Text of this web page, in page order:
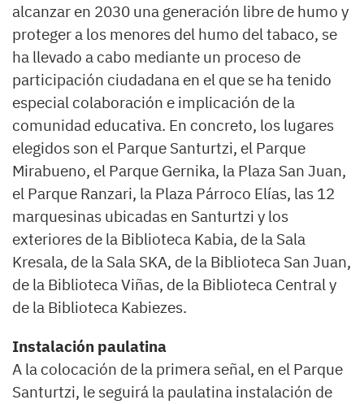
alcanzar en 2030 una generación libre de humo y
proteger a los menores del humo del tabaco, se
ha llevado a cabo mediante un proceso de
participación ciudadana en el que se ha tenido
especial colaboración e implicación de la
comunidad educativa. En concreto, los lugares
elegidos son el Parque Santurtzi, el Parque
Mirabueno, el Parque Gernika, la Plaza San Juan,
el Parque Ranzari, la Plaza Párroco Elías, las 12
marquesinas ubicadas en Santurtzi y los
exteriores de la Biblioteca Kabia, de la Sala
Kresala, de la Sala SKA, de la Biblioteca San Juan,
de la Biblioteca Viñas, de la Biblioteca Central y
de la Biblioteca Kabiezes.
Instalación paulatina
A la colocación de la primera señal, en el Parque
Santurtzi, le seguirá la paulatina instalación de